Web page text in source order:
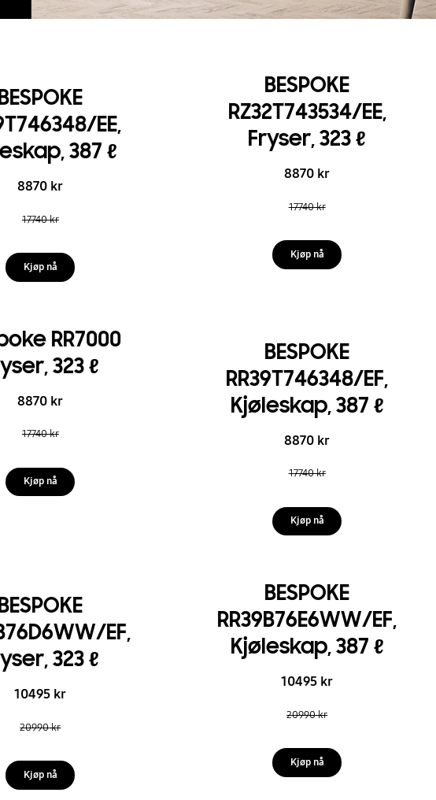
EE,
387 ℓ
8870 kr
17740 kr
Kjøp nå
BESPOKE
RZ32T743534/EE,
Fryser, 323 ℓ
8870 kr
17740 kr
Kjøp nå
RR7000
323 ℓ
8870 kr
17740 kr
Kjøp nå
BESPOKE
RR39T746348/EF,
Kjøleskap, 387 ℓ
8870 kr
17740 kr
Kjøp nå
EF,
323 ℓ
10495 kr
20990 kr
Kjøp nå
BESPOKE
RR39B76E6WW/EF,
Kjøleskap, 387 ℓ
10495 kr
20990 kr
Kjøp nå